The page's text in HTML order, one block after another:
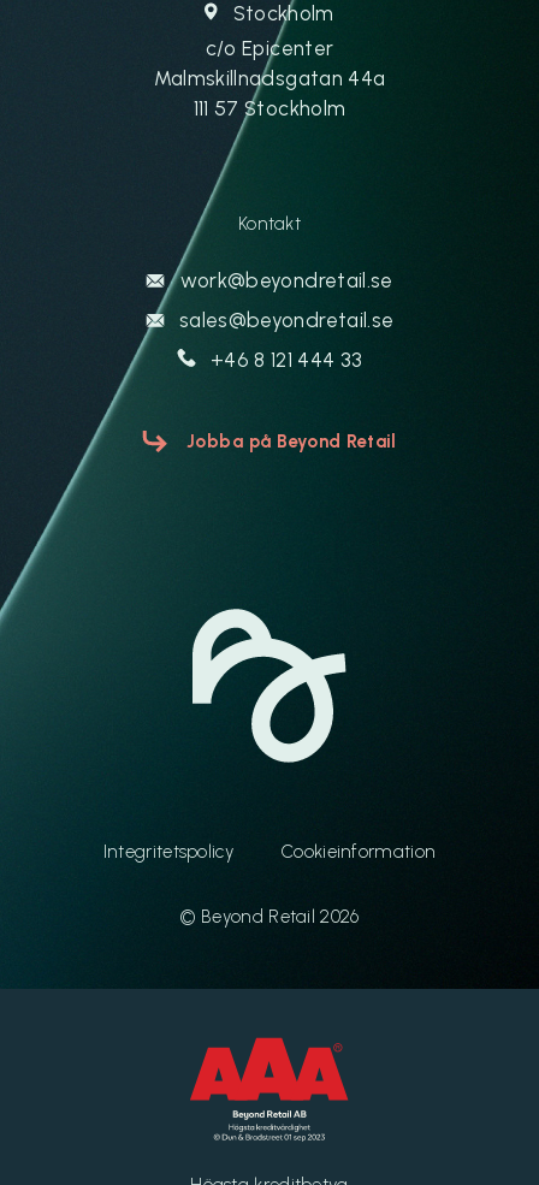
Stockholm
c/o Epicenter
Malmskillnadsgatan 44a
111 57 Stockholm
Kontakt
work@beyondretail.se
sales@beyondretail.se
+46 8 121 444 33
Jobba på Beyond Retail
Integritetspolicy Cookieinformation
© Beyond Retail 2026